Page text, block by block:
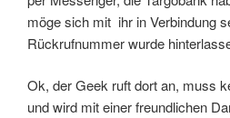
möge sich mit ihr in Verbindung
Rückrufnummer wurde
Ok, der Geek ruft dort an, muss
und wird mit einer freundlichen